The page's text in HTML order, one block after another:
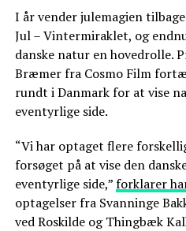
I år vender julemagien
Jul – Vintermiraklet, og
danske natur en hovedrolle.
Bræmer fra Cosmo Film
rundt i Danmark for at vise
eventyrlige side.
“Vi har optaget flere
forsøget på at vise den
eventyrlige side,”forklarer
optagelser fra Svanninge
ved Roskilde og Thingbæk